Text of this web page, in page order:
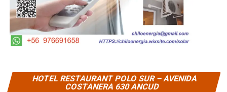
HOTEL RESTAURANT POLO SUR – AVENIDA
COSTANERA 630 ANCUD